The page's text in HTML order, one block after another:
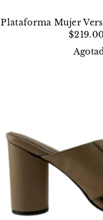
Plataforma Mujer